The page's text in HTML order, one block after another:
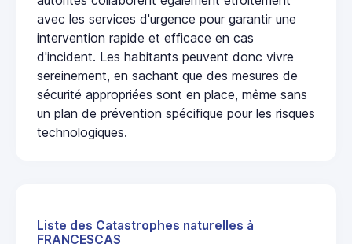
avec les services d'urgence pour garantir une
intervention rapide et efficace en cas
d'incident. Les habitants peuvent donc vivre
sereinement, en sachant que des mesures de
sécurité appropriées sont en place, même sans
un plan de prévention spécifique pour les risques
technologiques.
Liste des Catastrophes naturelles à
FRANCESCAS